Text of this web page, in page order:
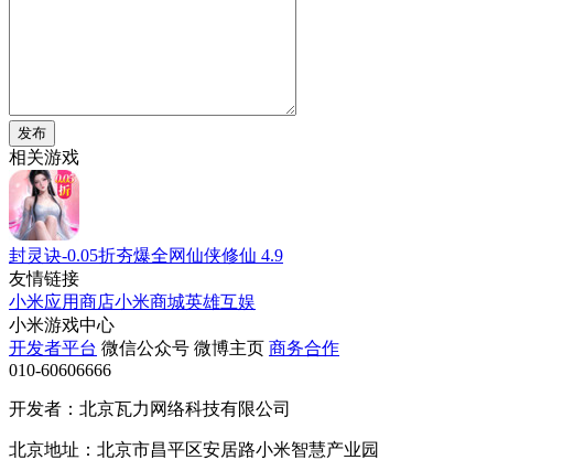
发布
相关游戏
封灵诀-0.05折夯爆全网仙侠修仙 4.9
友情链接
小米应用商店小米商城英雄互娱
小米游戏中心
开发者平台 微信公众号 微博主页 商务合作
010-60606666
开发者：北京瓦力网络科技有限公司
北京地址：北京市昌平区安居路小米智慧产业园